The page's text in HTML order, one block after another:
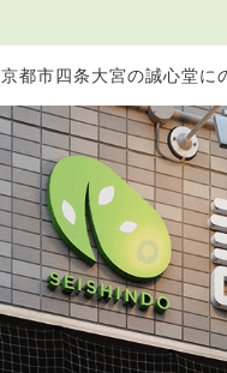
京都市四条大宮の誠心堂に